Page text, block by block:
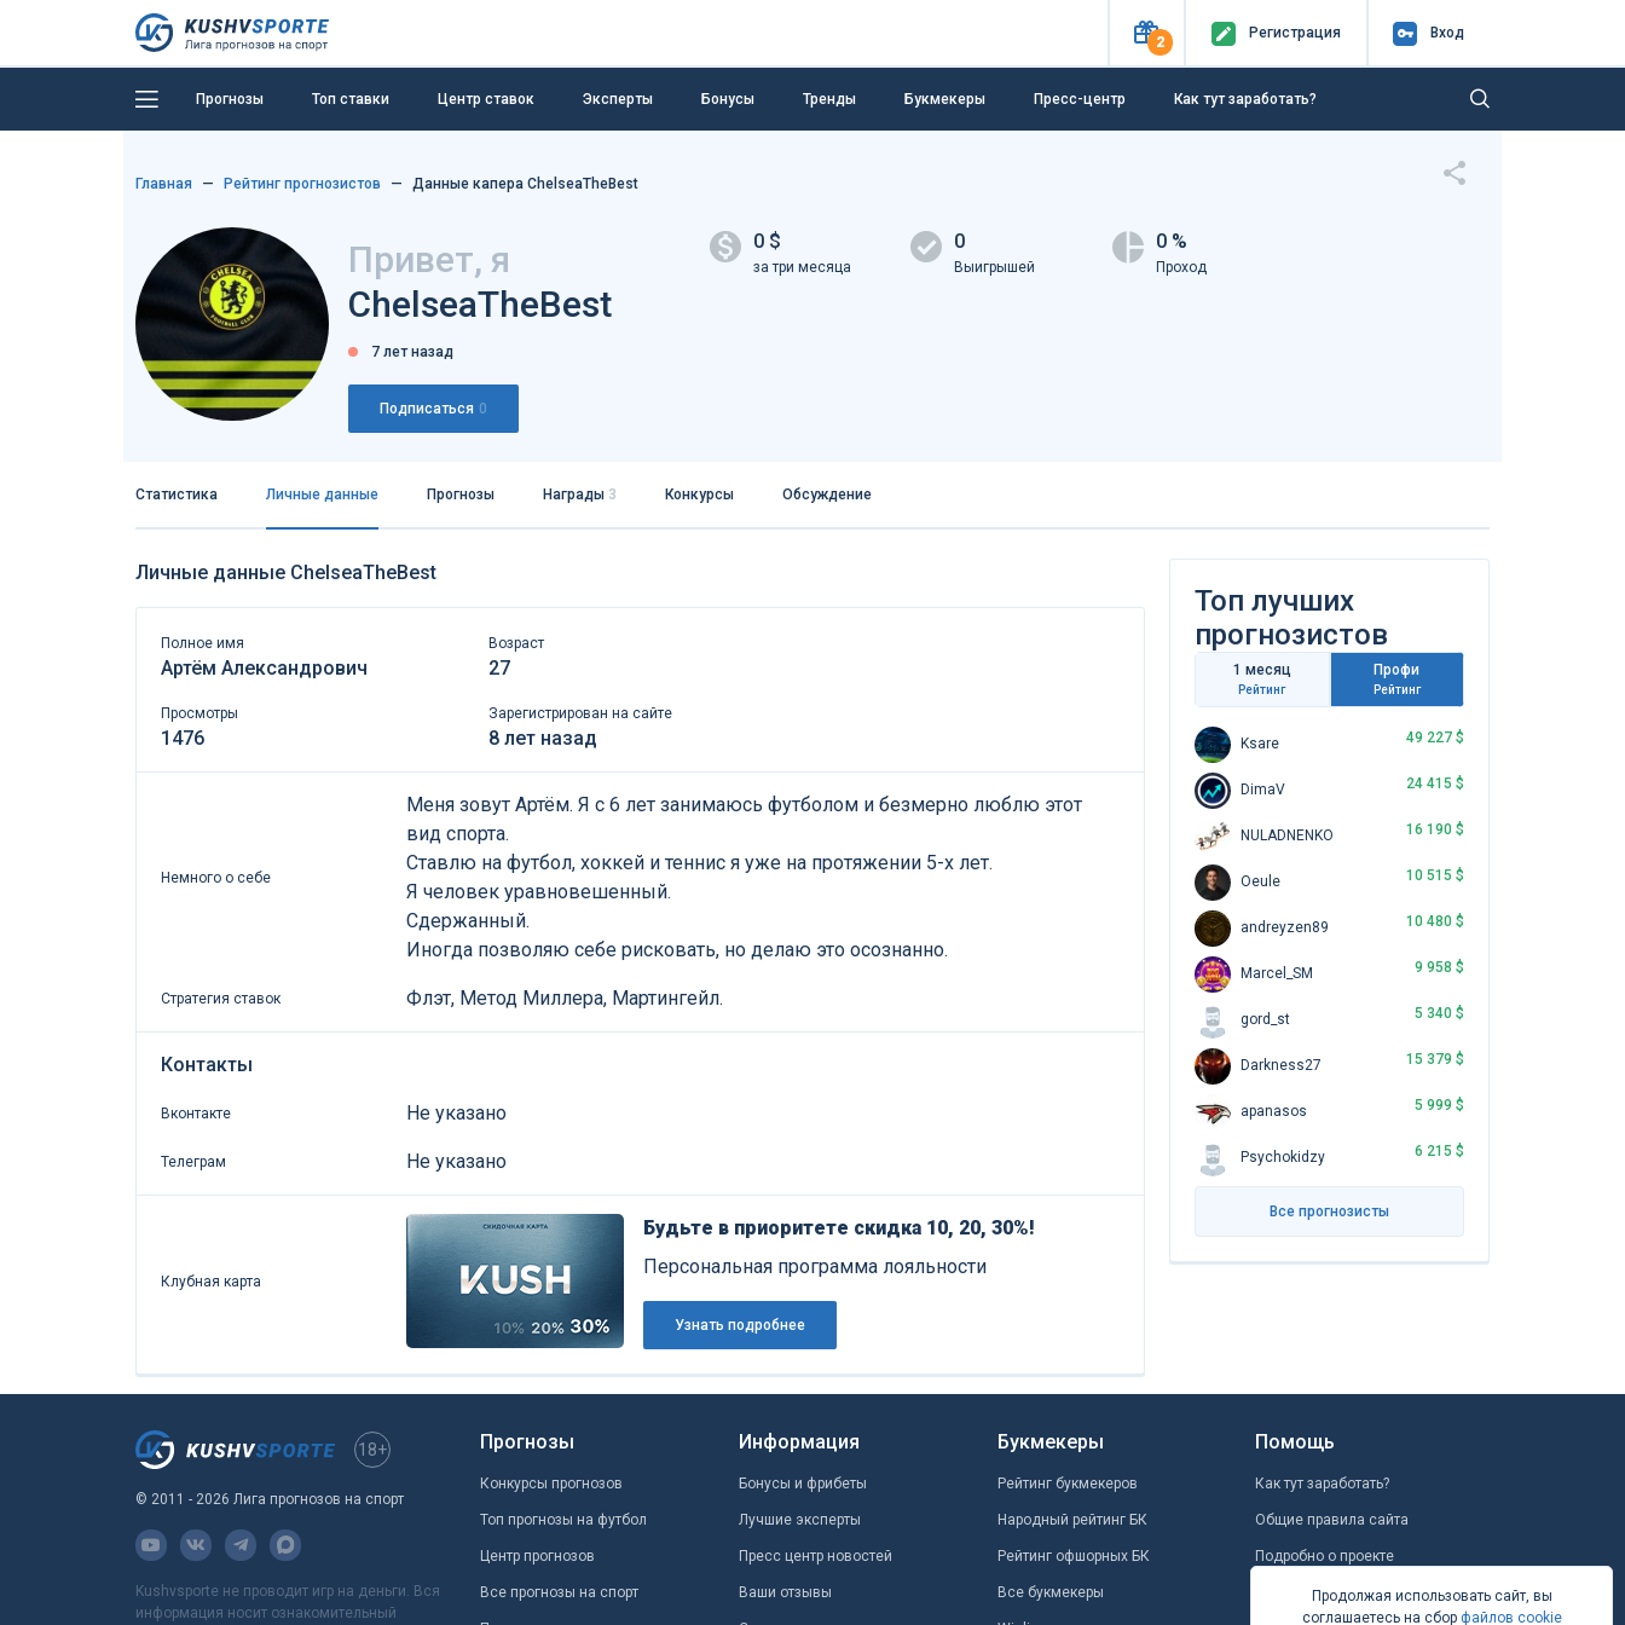
2
Регистрация Вход
Прогнозы Топ ставки Центр ставок Эксперты Бонусы Тренды Букмекеры Пресс-центр Как тут заработать?
Главная Рейтинг прогнозистов Данные капера ChelseaTheBest
Привет, я
ChelseaTheBest
7 лет назад
Подписаться 0
0 $
за три месяца
0
Выигрышей
0 %
Проход
Статистика Личные данные Прогнозы Награды 3 Конкурсы Обсуждение
Личные данные ChelseaTheBest
Полное имя
Артём Александрович
Возраст
27
Просмотры
1476
Зарегистрирован на сайте
8 лет назад
Немного о себе
Меня зовут Артём. Я с 6 лет занимаюсь футболом и безмерно люблю этот
вид спорта.
Ставлю на футбол, хоккей и теннис я уже на протяжении 5-х лет.
Я человек уравновешенный.
Сдержанный.
Иногда позволяю себе рисковать, но делаю это осознанно.
Стратегия ставок Флэт, Метод Миллера, Мартингейл.
Контакты
Вконтакте Не указано
Телеграм Не указано
Клубная карта
Будьте в приоритете скидка 10, 20, 30%!
Персональная программа лояльности
Узнать подробнее
Топ лучших
прогнозистов
1 месяц
Рейтинг
Профи
Рейтинг
Ksare 49 227 $
DimaV 24 415 $
NULADNENKO 16 190 $
Oeule 10 515 $
andreyzen89 10 480 $
Marcel_SM 9 958 $
gord_st 5 340 $
Darkness27 15 379 $
apanasos 5 999 $
Psychokidzy 6 215 $
Все прогнозисты
18+
© 2011 - 2026 Лига прогнозов на спорт
Kushvsporte не проводит игр на деньги. Вся
информация носит ознакомительный
Прогнозы
Конкурсы прогнозов
Топ прогнозы на футбол
Центр прогнозов
Все прогнозы на спорт
Информация
Бонусы и фрибеты
Лучшие эксперты
Пресс центр новостей
Ваши отзывы
Букмекеры
Рейтинг букмекеров
Народный рейтинг БК
Рейтинг офшорных БК
Все букмекеры
Помощь
Как тут заработать?
Общие правила сайта
Подробно о проекте
Школа ставокПродолжая использовать сайт, вы
соглашаетесь на сбор файлов cookie